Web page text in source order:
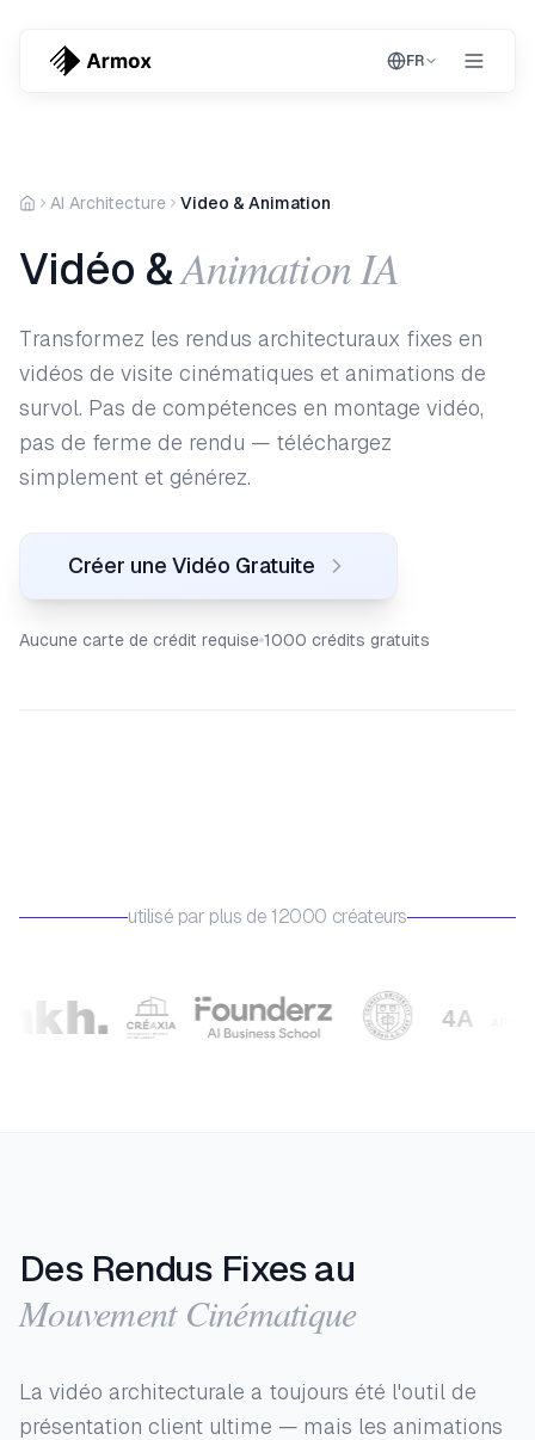
FR
AI Architecture Video & Animation
Vidéo &Animation IA
Transformez les rendus architecturaux fixes en
vidéos de visite cinématiques et animations de
survol. Pas de compétences en montage vidéo,
pas de ferme de rendu — téléchargez
simplement et générez.
Créer une Vidéo Gratuite
Aucune carte de crédit requise 1000 crédits gratuits
utilisé par plus de 12000 créateurs
Des Rendus Fixes au
Mouvement Cinématique
La vidéo architecturale a toujours été l'outil de
présentation client ultime — mais les animations